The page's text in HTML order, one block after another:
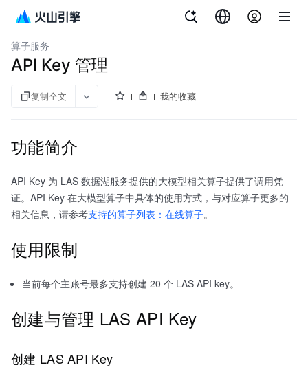
skills
AI 数据湖服务
算子服务
API Key 管理
复制全文 我的收藏
功能简介
API Key 为 LAS 数据湖服务提供的大模型相关算子提供了调用凭
证。API Key 在大模型算子中具体的使用方式，与对应算子更多的
相关信息，请参考支持的算子列表：在线算子。
使用限制
当前每个主账号最多支持创建 20 个 LAS API key。
创建与管理 LAS API Key
创建 LAS API Key